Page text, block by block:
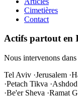
Cimetières
Contact
Actifs partout en
Nous intervenons
Tel Aviv ·Jerusalem ·
·Petach Tikva ·Ashdod
·Be'er Sheva ·Ramat